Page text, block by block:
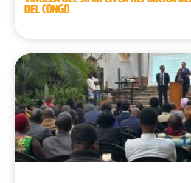
DEL CONGO